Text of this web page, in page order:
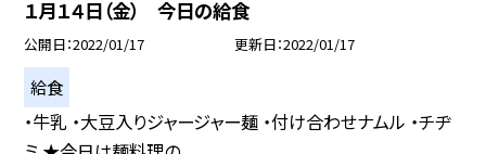
１月１４日（金） 今日の給食
公開日 2022/01/17 更新日 2022/01/17
給食
・牛乳 ・大豆入りジャージャー麺 ・付け合わせナムル ・チヂ